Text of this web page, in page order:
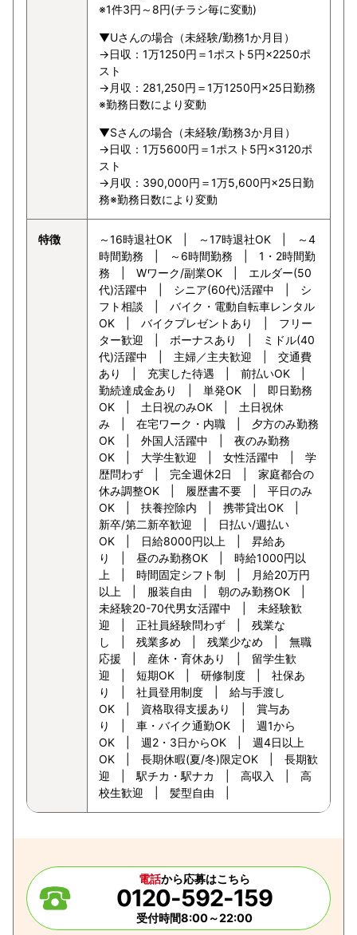
※1件3円～8円(チラシ毎に変動)
▼Uさんの場合（未経験/勤務1か月目）
→日収：1万1250円＝1ポスト5円×2250ポ
スト
→月収：281,250円＝1万1250円×25日勤務
※勤務日数により変動
▼Sさんの場合（未経験/勤務3か月目）
→日収：1万5600円＝1ポスト5円×3120ポ
スト
→月収：390,000円＝1万5,600円×25日勤
務※勤務日数により変動
特徴
～16時退社OK | ～17時退社OK | ～4
時間勤務 | ～6時間勤務 | 1・2時間勤
務 | Wワーク/副業OK | エルダー(50
代)活躍中 | シニア(60代)活躍中 | シ
フト相談 | バイク・電動自転車レンタル
OK | バイクプレゼントあり | フリー
ター歓迎 | ボーナスあり | ミドル(40
代)活躍中 | 主婦／主夫歓迎 | 交通費
あり | 充実した待遇 | 前払いOK |
勤続達成金あり | 単発OK | 即日勤務
OK | 土日祝のみOK | 土日祝休
み | 在宅ワーク・内職 | 夕方のみ勤務
OK | 外国人活躍中 | 夜のみ勤務
OK | 大学生歓迎 | 女性活躍中 | 学
歴問わず | 完全週休2日 | 家庭都合の
休み調整OK | 履歴書不要 | 平日のみ
OK | 扶養控除内 | 携帯貸出OK |
新卒/第二新卒歓迎 | 日払い/週払い
OK | 日給8000円以上 | 昇給あ
り | 昼のみ勤務OK | 時給1000円以
上 | 時間固定シフト制 | 月給20万円
以上 | 服装自由 | 朝のみ勤務OK |
未経験20-70代男女活躍中 | 未経験歓
迎 | 正社員経験問わず | 残業な
し | 残業多め | 残業少なめ | 無職
応援 | 産休・育休あり | 留学生歓
迎 | 短期OK | 研修制度 | 社保あ
り | 社員登用制度 | 給与手渡し
OK | 資格取得支援あり | 賞与あ
り | 車・バイク通勤OK | 週1から
OK | 週2・3日からOK | 週4日以上
OK | 長期休暇(夏/冬)限定OK | 長期歓
迎 | 駅チカ・駅ナカ | 高収入 | 高
校生歓迎 | 髪型自由 |
電話から応募はこちら
0120-592-159
受付時間8:00～22:00